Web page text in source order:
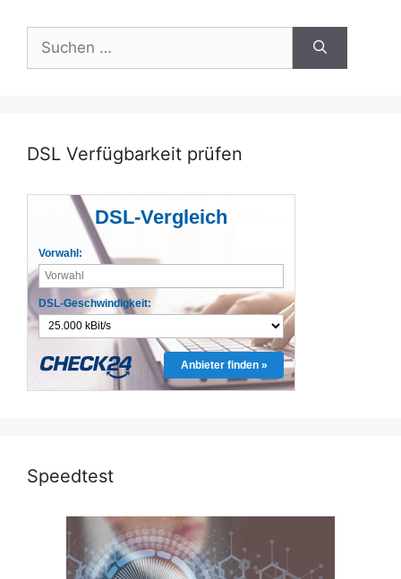
nach:
DSL Verfügbarkeit prüfen
DSL-Vergleich
Vorwahl:
DSL-Geschwindigkeit:
Anbieter finden »
Speedtest